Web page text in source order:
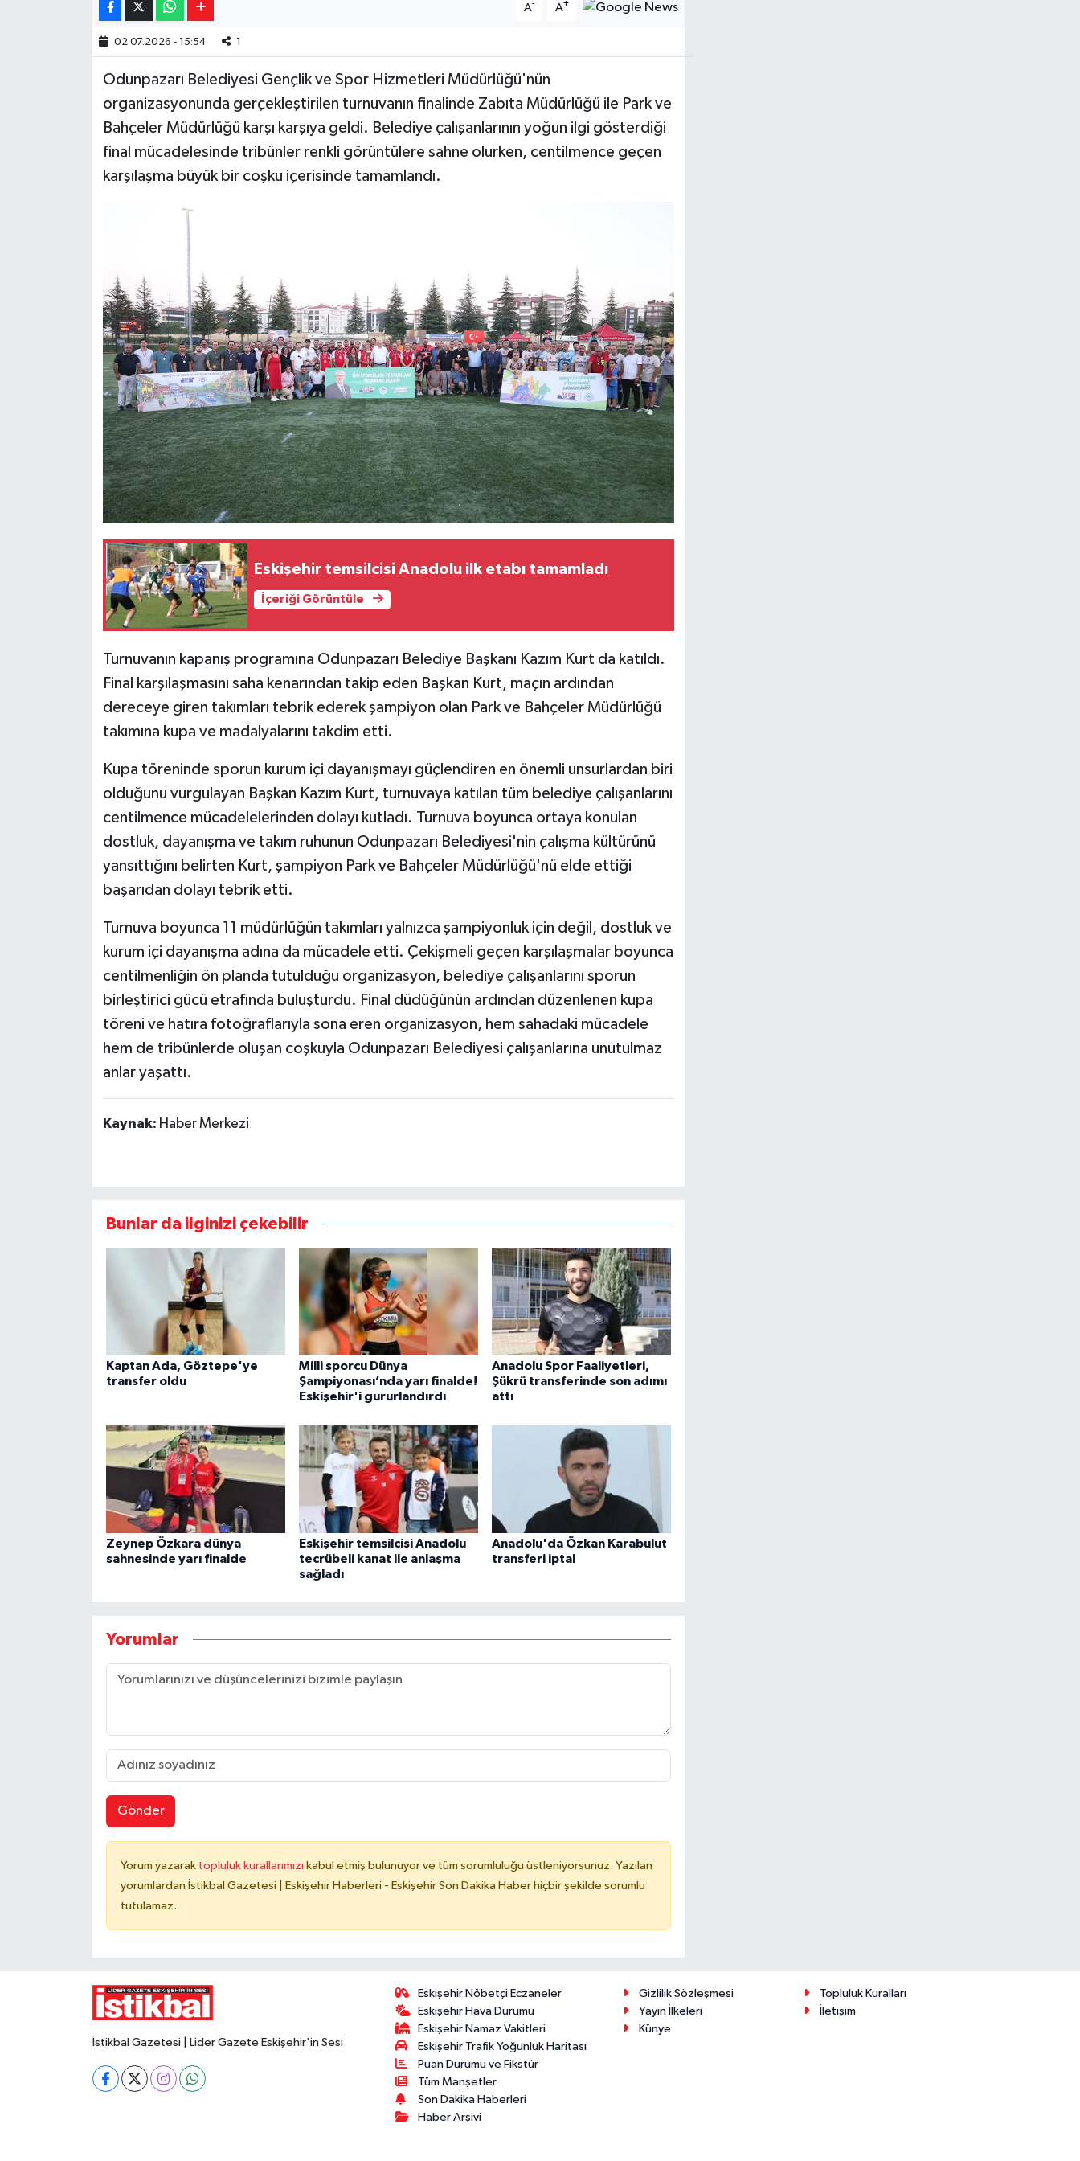
A- A+
02.07.2026 - 15:54 1
Odunpazarı Belediyesi Gençlik ve Spor Hizmetleri Müdürlüğü'nün
organizasyonunda gerçekleştirilen turnuvanın finalinde Zabıta Müdürlüğü ile Park ve
Bahçeler Müdürlüğü karşı karşıya geldi. Belediye çalışanlarının yoğun ilgi gösterdiği
final mücadelesinde tribünler renkli görüntülere sahne olurken, centilmence geçen
karşılaşma büyük bir coşku içerisinde tamamlandı.
Eskişehir temsilcisi Anadolu ilk etabı tamamladı
İçeriği Görüntüle
Turnuvanın kapanış programına Odunpazarı Belediye Başkanı Kazım Kurt da katıldı.
Final karşılaşmasını saha kenarından takip eden Başkan Kurt, maçın ardından
dereceye giren takımları tebrik ederek şampiyon olan Park ve Bahçeler Müdürlüğü
takımına kupa ve madalyalarını takdim etti.
Kupa töreninde sporun kurum içi dayanışmayı güçlendiren en önemli unsurlardan biri
olduğunu vurgulayan Başkan Kazım Kurt, turnuvaya katılan tüm belediye çalışanlarını
centilmence mücadelelerinden dolayı kutladı. Turnuva boyunca ortaya konulan
dostluk, dayanışma ve takım ruhunun Odunpazarı Belediyesi'nin çalışma kültürünü
yansıttığını belirten Kurt, şampiyon Park ve Bahçeler Müdürlüğü'nü elde ettiği
başarıdan dolayı tebrik etti.
Turnuva boyunca 11 müdürlüğün takımları yalnızca şampiyonluk için değil, dostluk ve
kurum içi dayanışma adına da mücadele etti. Çekişmeli geçen karşılaşmalar boyunca
centilmenliğin ön planda tutulduğu organizasyon, belediye çalışanlarını sporun
birleştirici gücü etrafında buluşturdu. Final düdüğünün ardından düzenlenen kupa
töreni ve hatıra fotoğraflarıyla sona eren organizasyon, hem sahadaki mücadele
hem de tribünlerde oluşan coşkuyla Odunpazarı Belediyesi çalışanlarına unutulmaz
anlar yaşattı.
Kaynak: Haber Merkezi
Bunlar da ilginizi çekebilir
Kaptan Ada, Göztepe'ye
transfer oldu
Milli sporcu Dünya
Şampiyonası’nda yarı finalde!
Eskişehir'i gururlandırdı
Anadolu Spor Faaliyetleri,
Şükrü transferinde son adımı
attı
Zeynep Özkara dünya
sahnesinde yarı finalde
Eskişehir temsilcisi Anadolu
tecrübeli kanat ile anlaşma
sağladı
Anadolu'da Özkan Karabulut
transferi iptal
Yorumlar
Gönder
Yorum yazarak topluluk kurallarımızı kabul etmiş bulunuyor ve tüm sorumluluğu üstleniyorsunuz. Yazılan
yorumlardan İstikbal Gazetesi | Eskişehir Haberleri - Eskişehir Son Dakika Haber hiçbir şekilde sorumlu
tutulamaz.
İstikbal Gazetesi | Lider Gazete Eskişehir'in Sesi
Eskişehir Nöbetçi Eczaneler
Eskişehir Hava Durumu
Eskişehir Namaz Vakitleri
Eskişehir Trafik Yoğunluk Haritası
Puan Durumu ve Fikstür
Tüm Manşetler
Son Dakika Haberleri
Haber Arşivi
Gizlilik Sözleşmesi
Topluluk Kuralları
Yayın İlkeleri
İletişim
Künye